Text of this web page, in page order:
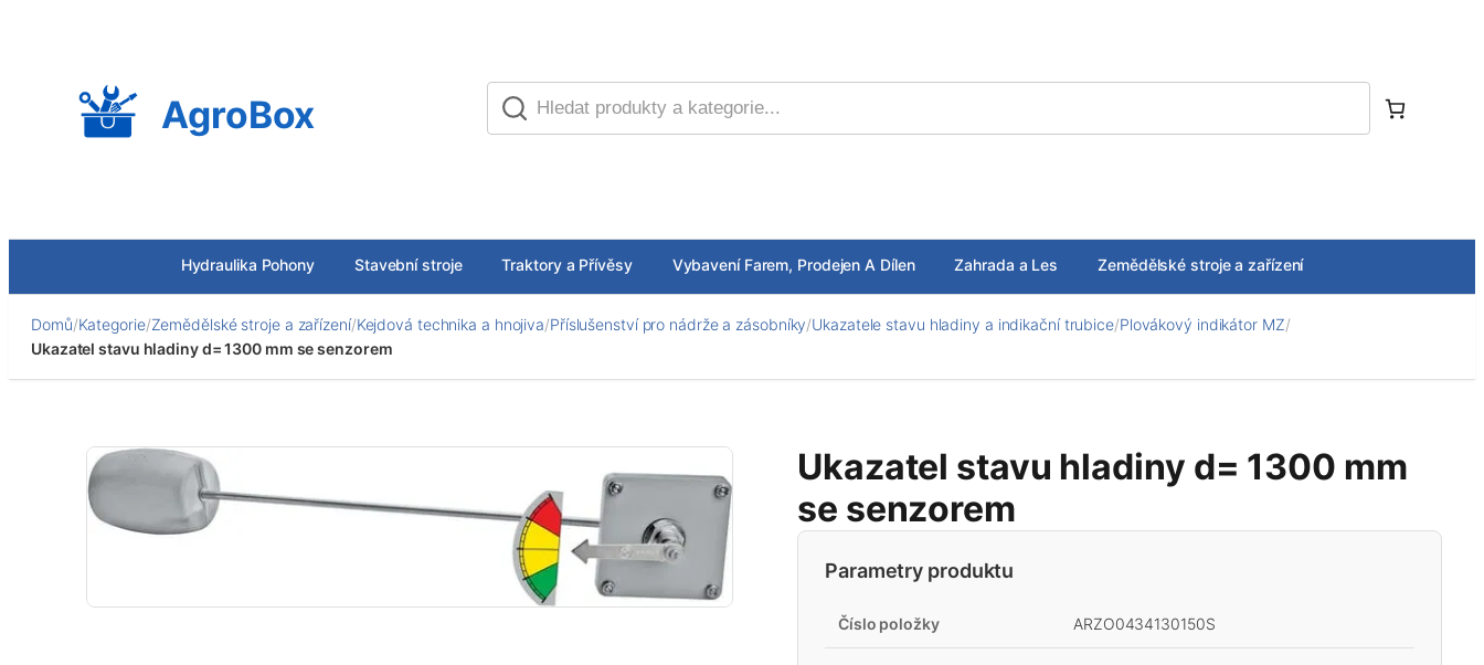
AgroBox
Hydraulika Pohony Stavební stroje Traktory a Přívěsy Vybavení Farem, Prodejen A Dílen Zahrada a Les Zemědělské stroje a zařízení
Domů/Kategorie/Zemědělské stroje a zařízení/Kejdová technika a hnojiva/Příslušenství pro nádrže a zásobníky/Ukazatele stavu hladiny a indikační trubice/Plovákový indikátor MZ/
Ukazatel stavu hladiny d= 1300 mm se senzorem
Ukazatel stavu hladiny d= 1300 mm
se senzorem
Parametry produktu
Číslo položky ARZO0434130150S